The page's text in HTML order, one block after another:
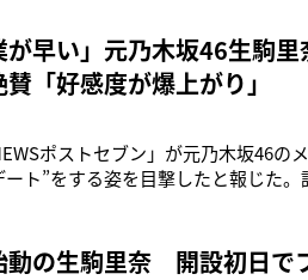
が早い」元乃木坂46生駒
「好感度が爆上がり」
ポストセブン」が元乃木坂46の
ート”をする姿を目撃したと報じた
取材に対して、生駒の事務所は《
務所
動の生駒里奈 開設初日で